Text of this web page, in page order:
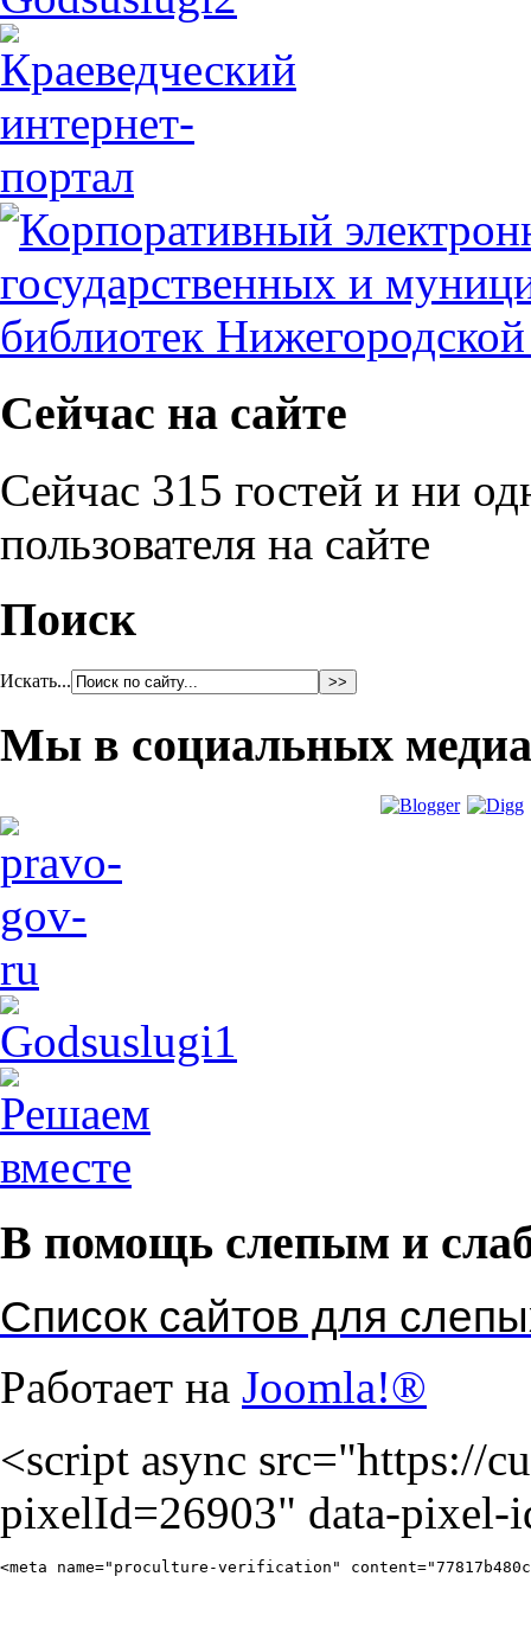
Сейчас на сайте
Сейчас 315 гостей и ни
пользователя на сайте
Поиск
Искать...
Мы в социальных медиа
В помощь слепым и
Список сайтов для
Работает на Joomla!®
<script async src="https://
pixelId=26903" data-
<meta name="proculture-verification"